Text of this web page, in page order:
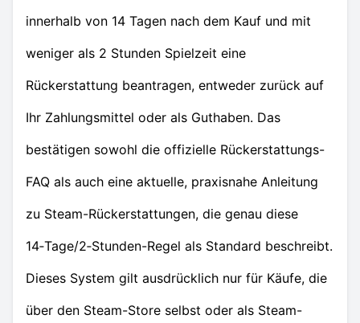
innerhalb von 14 Tagen nach dem Kauf und mit
weniger als 2 Stunden Spielzeit eine
Rückerstattung beantragen, entweder zurück auf
Ihr Zahlungsmittel oder als Guthaben. Das
bestätigen sowohl die offizielle Rückerstattungs-
FAQ als auch eine aktuelle, praxisnahe Anleitung
zu Steam-Rückerstattungen, die genau diese
14‑Tage/2‑Stunden-Regel als Standard beschreibt.
Dieses System gilt ausdrücklich nur für Käufe, die
über den Steam-Store selbst oder als Steam-